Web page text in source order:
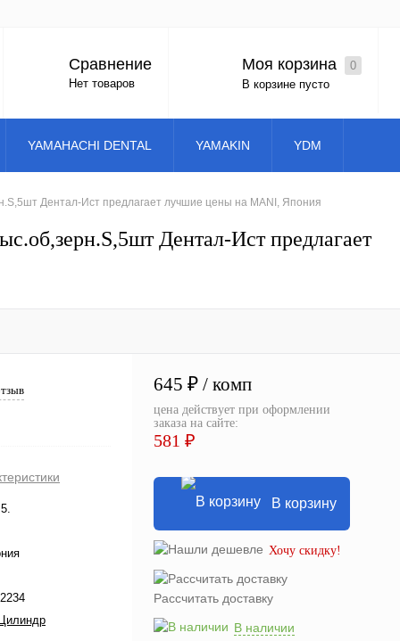
Вход Регистрация
Сравнение
Нет товаров
Моя корзина
0
В корзине пусто
YAMAHACHI DENTAL YAMAKIN YDM
Дентал-Ист предлагает лучшие цены на MANI, Япония
Дентал-Ист предлагает
645 ₽ / комп
цена действует при оформлении
заказа на сайте:
581 ₽
В корзину
Хочу скидку!
Рассчитать доставку
В наличии